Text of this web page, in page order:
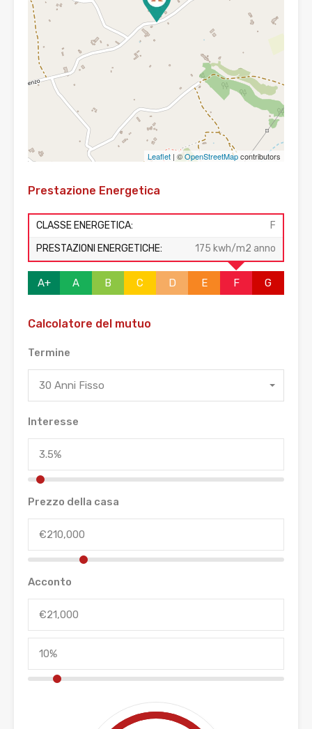
Leaflet | ©OpenStreetMapcontributors
Prestazione Energetica
CLASSE ENERGETICA:
F
PRESTAZIONI ENERGETICHE:
175 kwh/m2 anno
A+ A B C D E F G
Calcolatore del mutuo
Termine
30 Anni Fisso
Interesse
Prezzo della casa
Acconto